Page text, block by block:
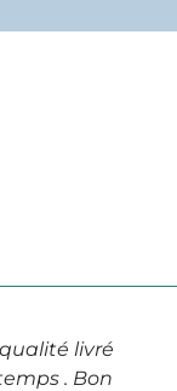
livré
. Bon